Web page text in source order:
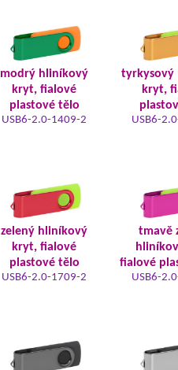
modrý hliníkový
kryt, fialové
plastové tělo
USB6-2.0-1409-2
tyrkysový
kryt,
USB6-
zelený hliníkový
kryt, fialové
plastové tělo
USB6-2.0-1709-2
tmavě
fialové
USB6-